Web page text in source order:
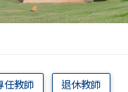
任教師 退休教師